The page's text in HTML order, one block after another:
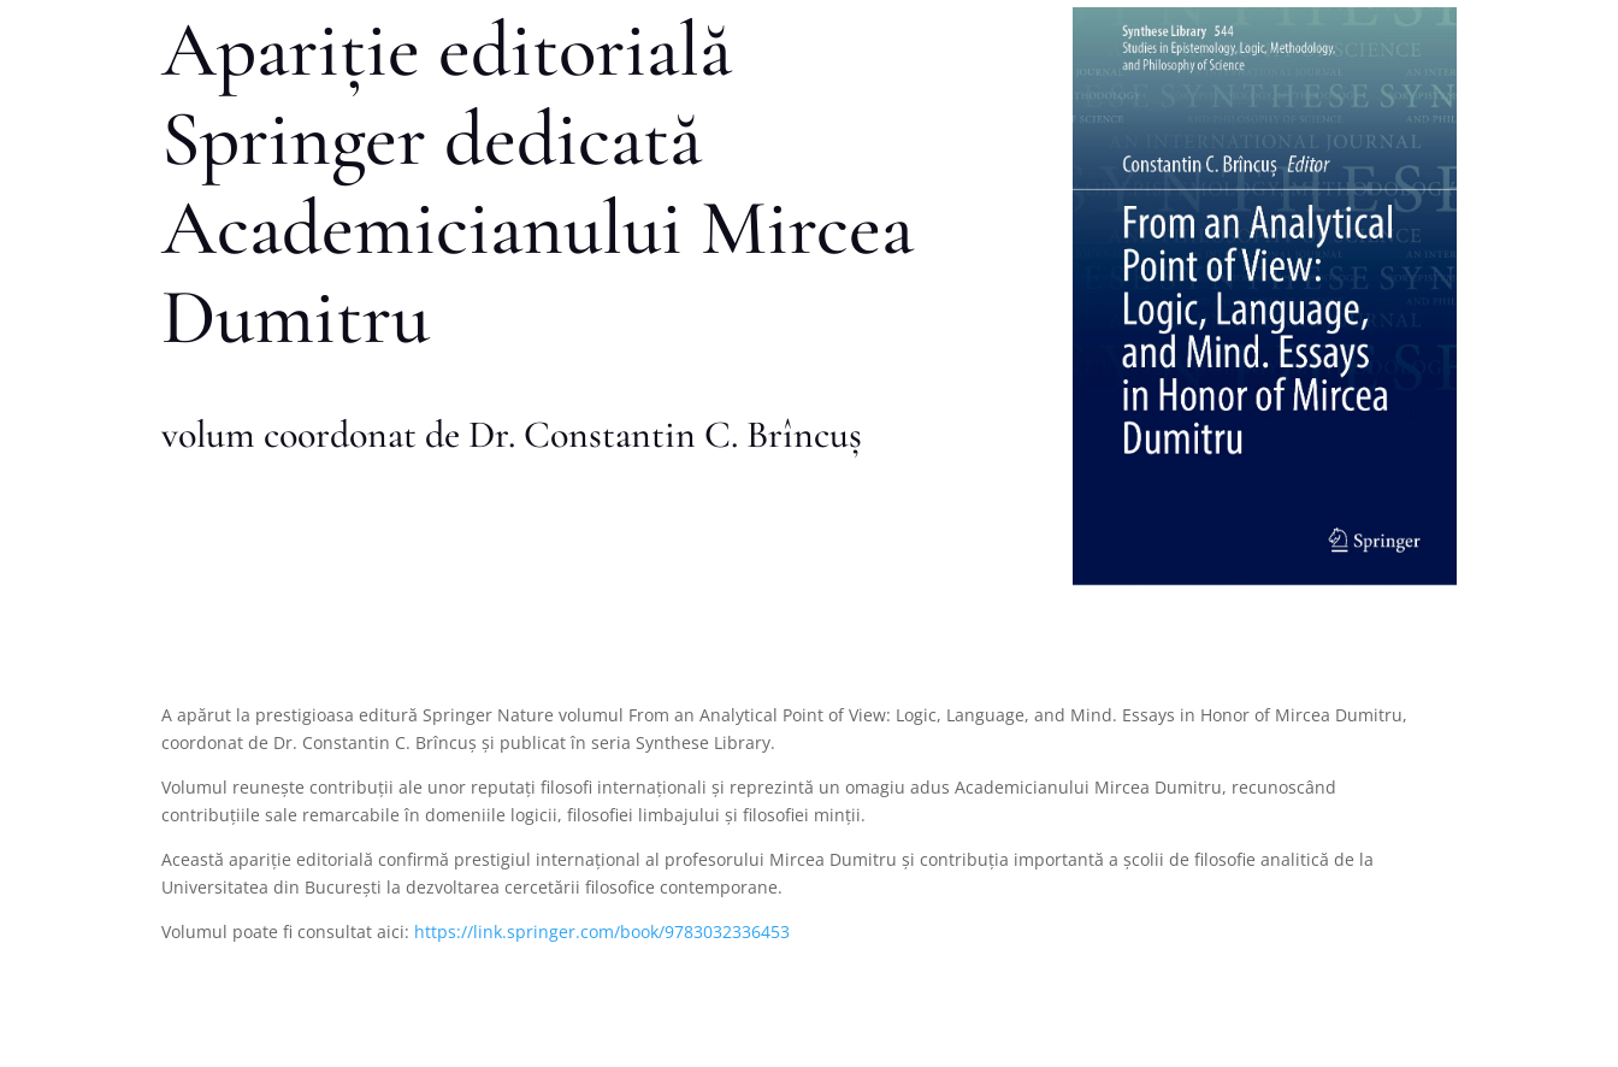
Apariție editorială
Springer dedicată
Academicianului Mircea
Dumitru
volum coordonat de Dr. Constantin C. Brîncuș
A apărut la prestigioasa editură Springer Nature volumul From an Analytical Point of View: Logic, Language, and Mind. Essays in Honor of Mircea Dumitru,
coordonat de Dr. Constantin C. Brîncuș și publicat în seria Synthese Library.
Volumul reunește contribuții ale unor reputați filosofi internaționali și reprezintă un omagiu adus Academicianului Mircea Dumitru, recunoscând
contribuțiile sale remarcabile în domeniile logicii, filosofiei limbajului și filosofiei minții.
Această apariție editorială confirmă prestigiul internațional al profesorului Mircea Dumitru și contribuția importantă a școlii de filosofie analitică de la
Universitatea din București la dezvoltarea cercetării filosofice contemporane.
Volumul poate fi consultat aici: https://link.springer.com/book/9783032336453